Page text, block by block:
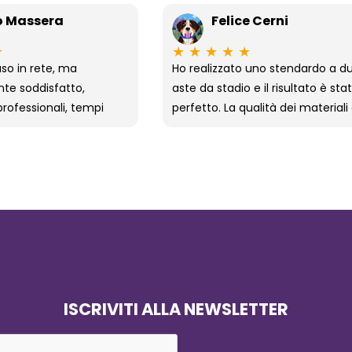
Massera
in rete, ma
soddisfatto,
tempi
mi rivolgo a
Felice Cerni
★ ★ ★ ★ ★
Ho realizzato uno stendardo a
aste da stadio e il risultato è
perfetto. La qualità dei materiali
soddisfatto dell’acquisto e
ISCRIVITI ALLA NEWSLETTER